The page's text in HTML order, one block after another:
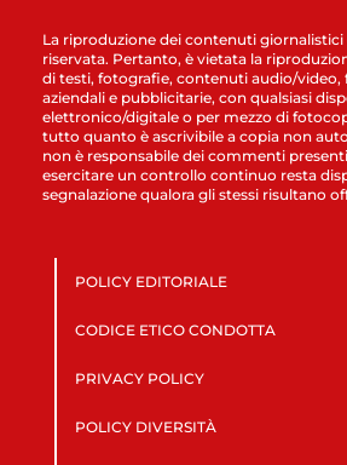
La riproduzione dei contenuti giornalistici
riservata. Pertanto, è vietata la
di testi, fotografie, contenuti audio/
aziendali e pubblicitarie, con qualsiasi
elettronico/digitale o per mezzo di
tutto quanto è ascrivibile a copia non
non è responsabile dei commenti
esercitare un controllo continuo resta
segnalazione qualora gli stessi risultano
POLICY EDITORIALE
CODICE ETICO CONDOTTA
PRIVACY POLICY
POLICY DIVERSITÀ